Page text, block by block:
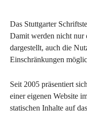
Das Stuttgarter
Damit werden nicht nur
dargestellt, auch die
Einschränkungen
Seit 2005 präsentiert
einer eigenen Website
statischen Inhalte auf